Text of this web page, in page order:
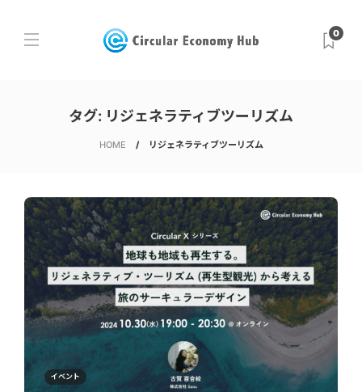
0
タグ: リジェネラティブツーリズム
HOME リジェネラティブツーリズム
イベント